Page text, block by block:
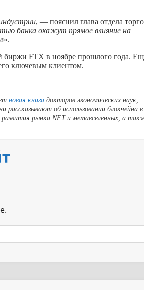
, — пояснил глава отдела
банка окажут прямое влияние на
».
биржи FTX в ноябре прошлого года.
ключевым клиентом.
новая книга докторов экономических наук,
рассказывают об использовании блокчейна в
рынка NFT и метавселенных, а